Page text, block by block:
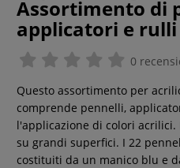
Assortimento di
applicatori e rulli
0
Questo assortimento per
comprende pennelli,
l'applicazione di colori
su grandi superfici. I 22
costituiti da un manico blu e